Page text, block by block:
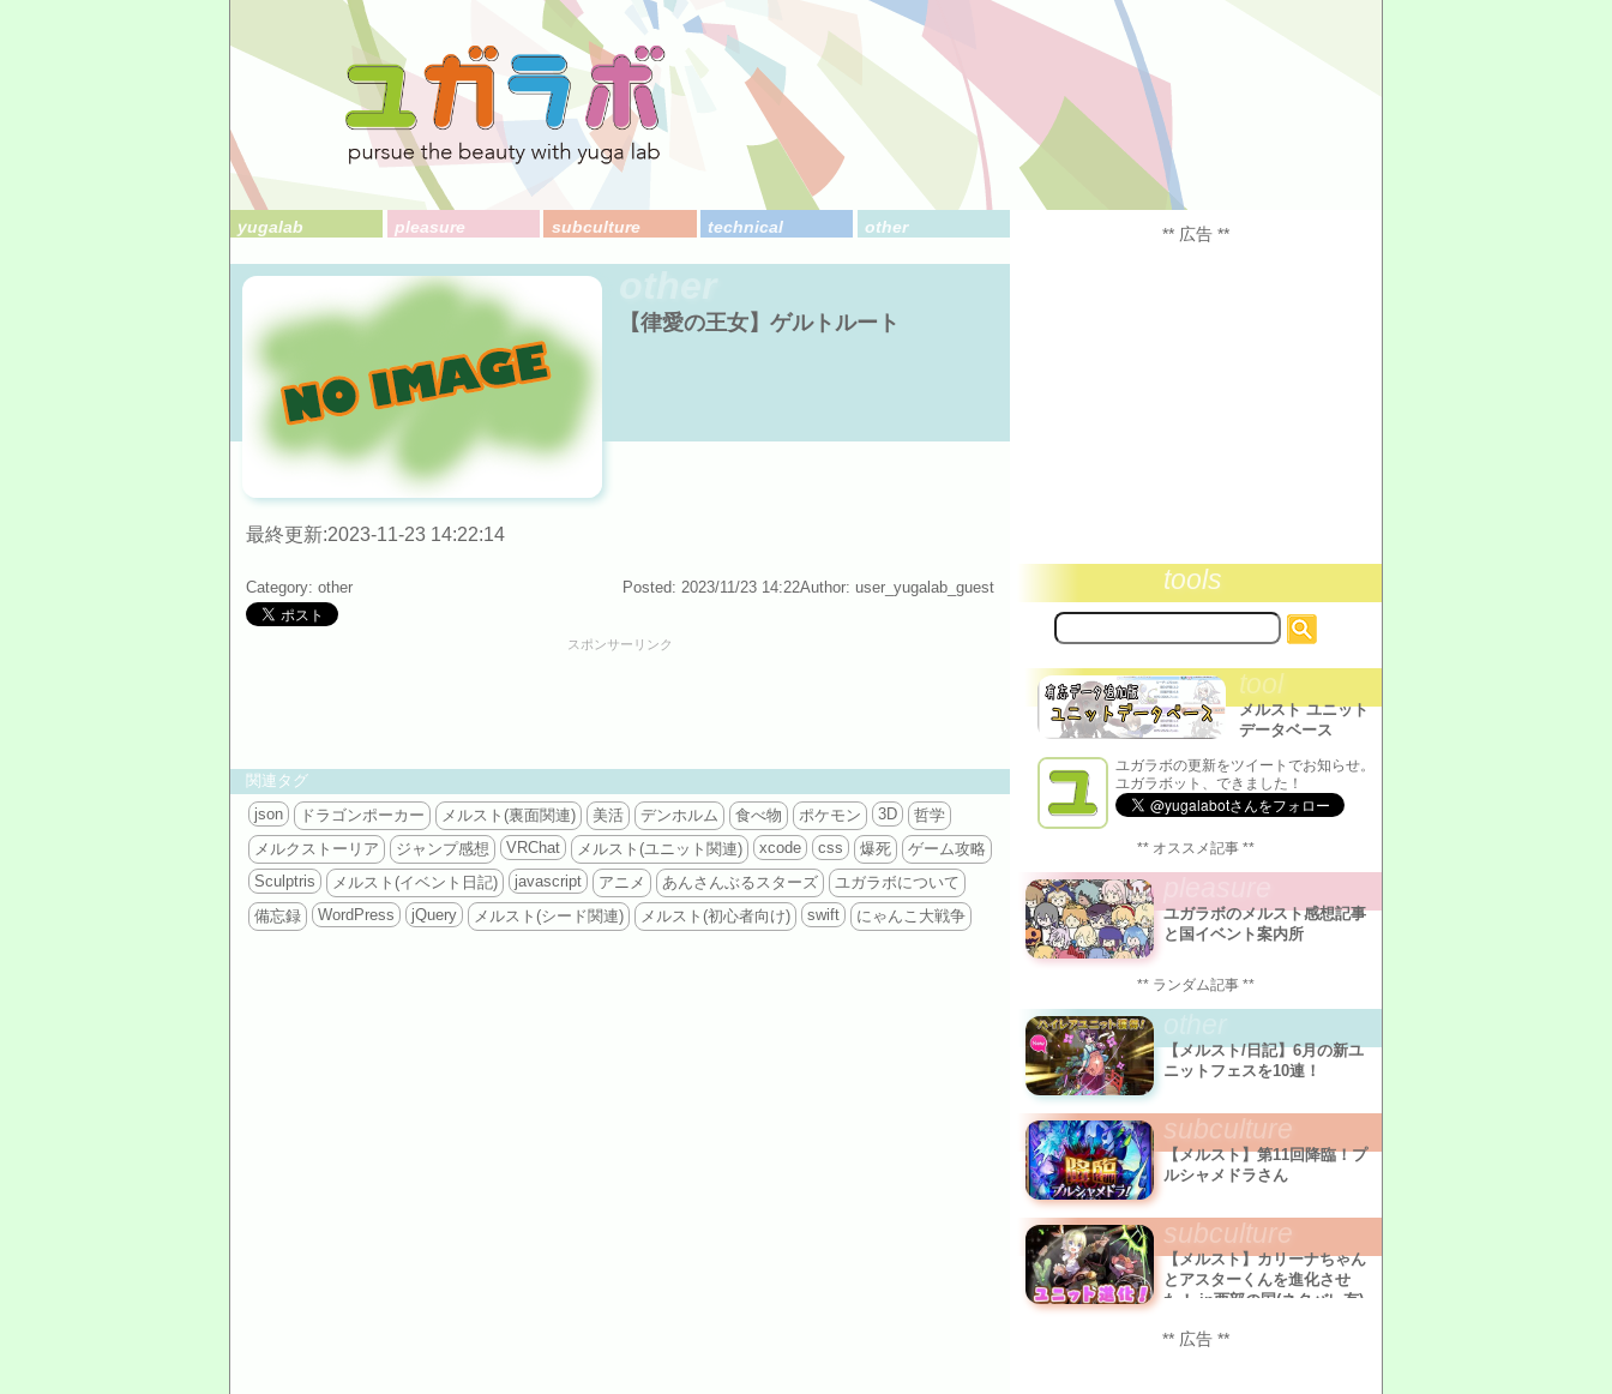
yugalab pleasure subculture technical other
【律愛の王女】ゲルトルート
最終更新:2023-11-23 14:22:14
Category: other Posted: 2023/11/23 14:22Author: user_yugalab_guest
スポンサーリンク
関連タグ
json
ドラゴンポーカー メルスト(裏面関連) 美活 デンホルム 食べ物 ポケモン 3D
哲学
メルクストーリア
ジャンプ感想 VRChat メルスト(ユニット関連) xcode css 爆死
ゲーム攻略
Sculptris
メルスト(イベント日記) javascript アニメ あんさんぶるスターズ
ユガラボについて
備忘録
WordPress jQuery メルスト(シード関連) メルスト(初心者向け) swift にゃんこ大戦争
** 広告 **
tools
サ
イ
内
検
索:
tool
メルスト ユニット
データベース
ユガラボの更新をツイートでお知らせ。
ユガラボット、できました！
** オススメ記事 **
ユガラボのメルスト感想記事
と国イベント案内所
** ランダム記事 **
【メルスト/日記】6月の新ユ
ニットフェスを10連！
subculture
【メルスト】第11回降臨！プ
ルシャメドラさん
subculture
【メルスト】カリーナちゃん
とアスターくんを進化させ
た！ in西部の国(ネタバレ有)
** 広告 **